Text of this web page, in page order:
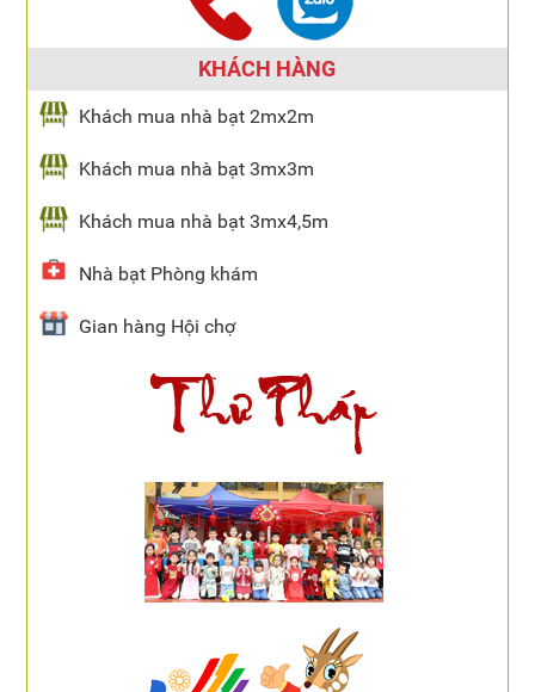
KHÁCH HÀNG
Khách mua nhà bạt 2mx2m
Khách mua nhà bạt 3mx3m
Khách mua nhà bạt 3mx4,5m
Nhà bạt Phòng khám
Gian hàng Hội chợ